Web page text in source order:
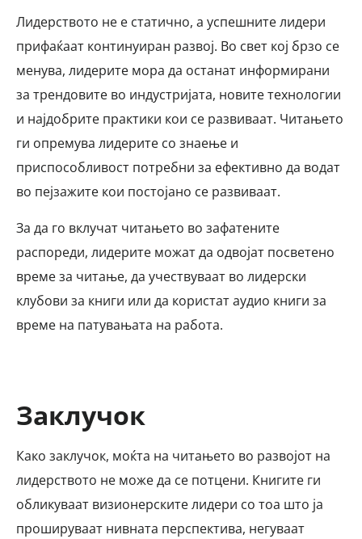
Лидерството не е статично, а успешните лидери
прифаќаат континуиран развој. Во свет кој брзо се
менува, лидерите мора да останат информирани
за трендовите во индустријата, новите технологии
и најдобрите практики кои се развиваат. Читањето
ги опремува лидерите со знаење и
приспособливост потребни за ефективно да водат
во пејзажите кои постојано се развиваат.
За да го вклучат читањето во зафатените
распореди, лидерите можат да одвојат посветено
време за читање, да учествуваат во лидерски
клубови за книги или да користат аудио книги за
време на патувањата на работа.
Заклучок
Како заклучок, моќта на читањето во развојот на
лидерството не може да се потцени. Книгите ги
обликуваат визионерските лидери со тоа што ја
прошируваат нивната перспектива, негуваат